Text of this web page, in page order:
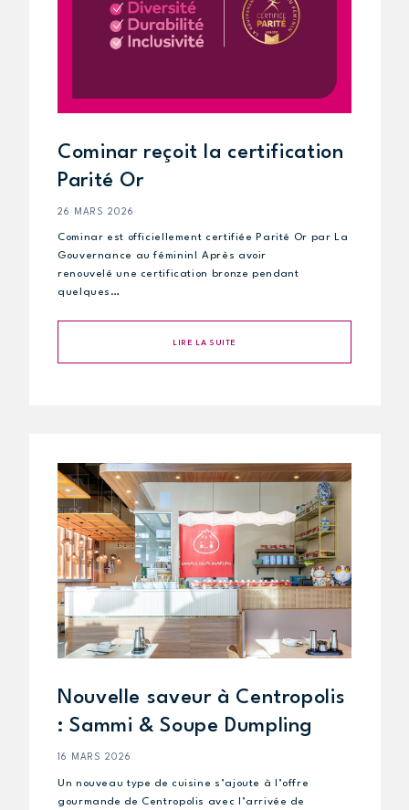
Cominar reçoit la certification
Parité Or
26 MARS 2026
Cominar est officiellement certifiée Parité Or par La
Gouvernance au féminin! Après avoir
renouvelé une certification bronze pendant
quelques…
LIRE LA SUITE
Nouvelle saveur à Centropolis
: Sammi & Soupe Dumpling
16 MARS 2026
Un nouveau type de cuisine s’ajoute à l’offre
gourmande de Centropolis avec l’arrivée de